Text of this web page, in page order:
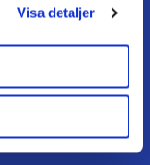
Visa detaljer